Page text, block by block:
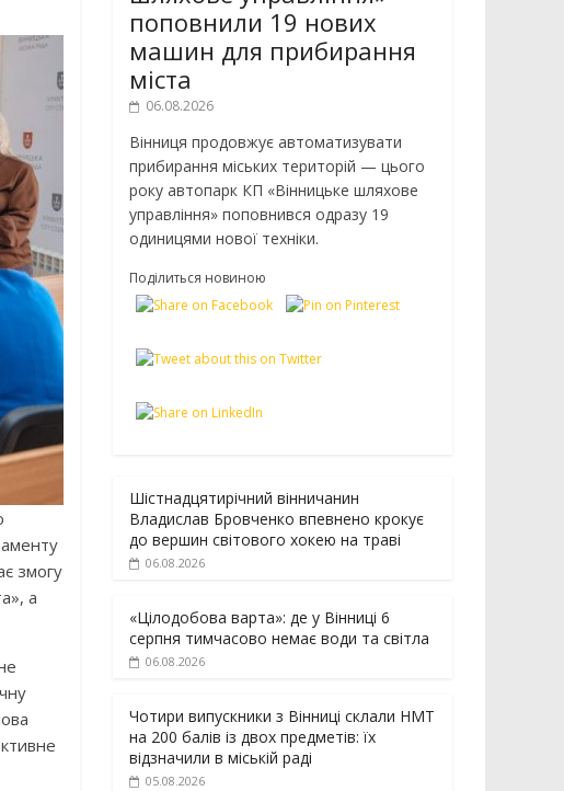
змогу
а
поповнили 19 нових
машин для прибирання
міста
06.08.2026
Вінниця продовжує автоматизувати
прибирання міських територій — цього
року автопарк КП «Вінницьке шляхове
управління» поповнився одразу 19
одиницями нової техніки.
Поділиться новиною
Шістнадцятирічний вінничанин
Владислав Бровченко впевнено крокує
до вершин світового хокею на траві
06.08.2026
«Цілодобова варта»: де у Вінниці 6
серпня тимчасово немає води та світла
06.08.2026
Чотири випускники з Вінниці склали НМТ
на 200 балів із двох предметів: їх
відзначили в міській раді
05.08.2026